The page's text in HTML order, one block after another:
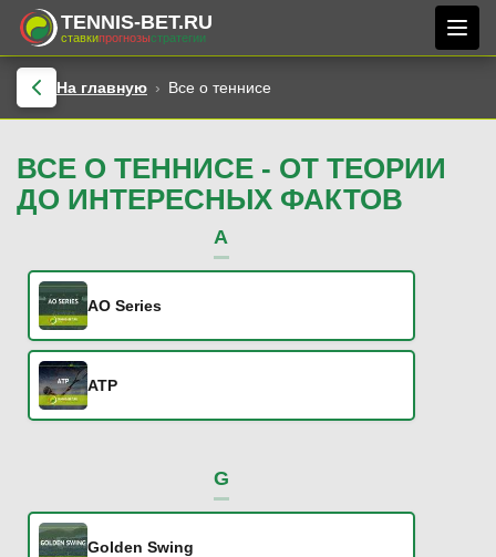
TENNIS-BET.RU
ставкипрогнозыстратегии
На главную Все о теннисе
ВСЕ О ТЕННИСЕ - ОТ ТЕОРИИ
ДО ИНТЕРЕСНЫХ ФАКТОВ
A
AO Series
ATP
G
Golden Swing